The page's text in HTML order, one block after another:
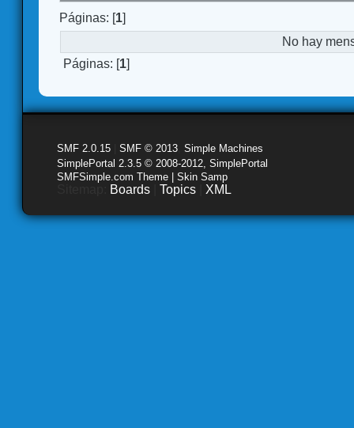
Páginas: [1]
No hay
Páginas: [1]
SMF 2.0.15 SMF © 2013 Simple Machines
SimplePortal 2.3.5 © 2008-2012, SimplePortal
SMFSimple.com Theme | Skin Samp
Boards Topics XML